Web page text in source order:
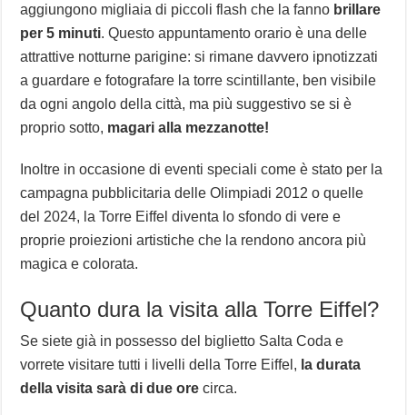
aggiungono migliaia di piccoli flash che la fanno brillare
per 5 minuti. Questo appuntamento orario è una delle
attrattive notturne parigine: si rimane davvero ipnotizzati
a guardare e fotografare la torre scintillante, ben visibile
da ogni angolo della città, ma più suggestivo se si è
proprio sotto, magari alla mezzanotte!
Inoltre in occasione di eventi speciali come è stato per la
campagna pubblicitaria delle Olimpiadi 2012 o quelle
del 2024, la Torre Eiffel diventa lo sfondo di vere e
proprie proiezioni artistiche che la rendono ancora più
magica e colorata.
Quanto dura la visita alla Torre Eiffel?
Se siete già in possesso del biglietto Salta Coda e
vorrete visitare tutti i livelli della Torre Eiffel, la durata
della visita sarà di due ore circa.